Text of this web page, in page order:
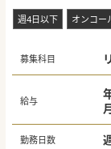
週4日以下 オンコー
募集科目
給与
勤務日数